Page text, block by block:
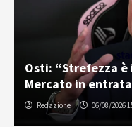
Osti: “Strefezza è
Mercato in
Redazione 06/08/2026